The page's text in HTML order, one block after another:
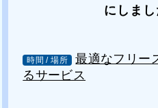
にしまし
時間 / 場所
最適なフリー
るサービス